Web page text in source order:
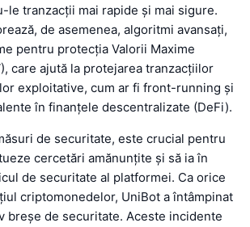
le tranzacții mai rapide și mai sigure.
de asemenea, algoritmi avansați,
pentru protecția Valorii Maxime
care ajută la protejarea tranzacțiilor
exploitative, cum ar fi front-running și
în finanțele descentralizate (DeFi).
de securitate, este crucial pentru
cercetări amănunțite și să ia în
de securitate al platformei. Ca orice
criptomonedelor, UniBot a întâmpinat
breșe de securitate. Aceste incidente